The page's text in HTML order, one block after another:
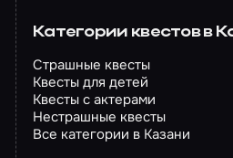
Категории квестов в
Страшные квесты
Квесты для детей
Квесты с актерами
Нестрашные квесты
Все категории в Казани